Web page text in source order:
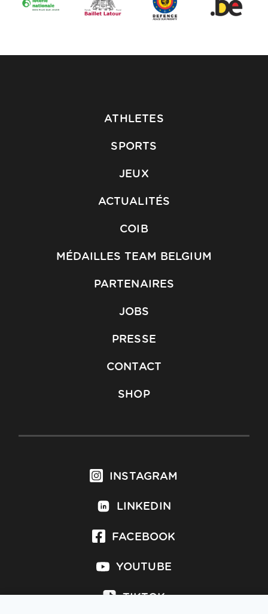
ATHLETES
SPORTS
JEUX
ACTUALITÉS
COIB
MÉDAILLES TEAM BELGIUM
PARTENAIRES
JOBS
PRESSE
CONTACT
SHOP
INSTAGRAM
LINKEDIN
FACEBOOK
YOUTUBE
TIKTOK